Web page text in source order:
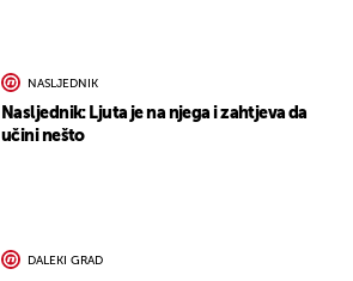
NASLJEDNIK
Nasljednik: Ljuta je na njega i zahtjeva da
učini nešto
DALEKI GRAD